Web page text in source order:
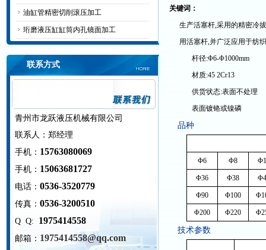
油缸管精密切削滚压加工
珩磨液压缸缸筒内孔镜面加工
联系方式
青州市龙跃液压机械有限公司
联系人：郑经理
手机： 15763080069
手机： 15063681727
电话： 0536-3520779
传真： 0536-3200510
Q Q: 1975414558
邮箱： 1975414558@qq.com
关键词：
生产活塞杆,采用的精密冷
用活塞杆,并广泛应用于纺
杆径:Φ6-Φ1000mm
材质:45 2Cr13
供货状态:表面不处理
表面镀铬或镍磷
品种
Φ6 Φ8
Φ36 Φ38
Φ90 Φ100
Φ200 Φ220
技术参数